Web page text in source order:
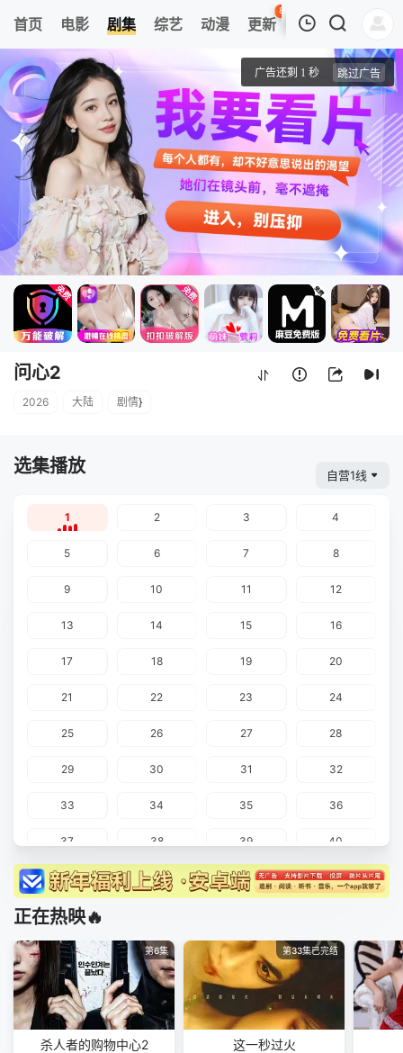
首页 电影 剧集 综艺 动漫 更新
84
热榜 APP
我的观影记录
1
问心2
清空
问心2
2026 大陆 剧情}
选集播放 自营1线
1 2 3 4
5 6 7 8
9 10 11 12
13 14 15 16
17 18 19 20
21 22 23 24
25 26 27 28
29 30 31 32
33 34 35 36
37 38 39 40
正在热映🔥
第6集
杀人者的购物中心2
第33集已完结
这一秒过火